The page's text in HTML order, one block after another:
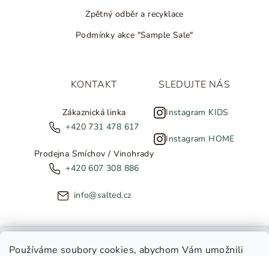
Používáme soubory cookies, abychom Vám umožnili
Zpětný odběr a recyklace
Podmínky akce "Sample Sale"
KONTAKT
Zákaznická linka
+420 731 478 617
Prodejna Smíchov / Vinohrady
+420 607 308 886
info@salted.cz
SLEDUJTE NÁS
Instagram KIDS
Instagram HOME
NOVINKY ZE SALTED